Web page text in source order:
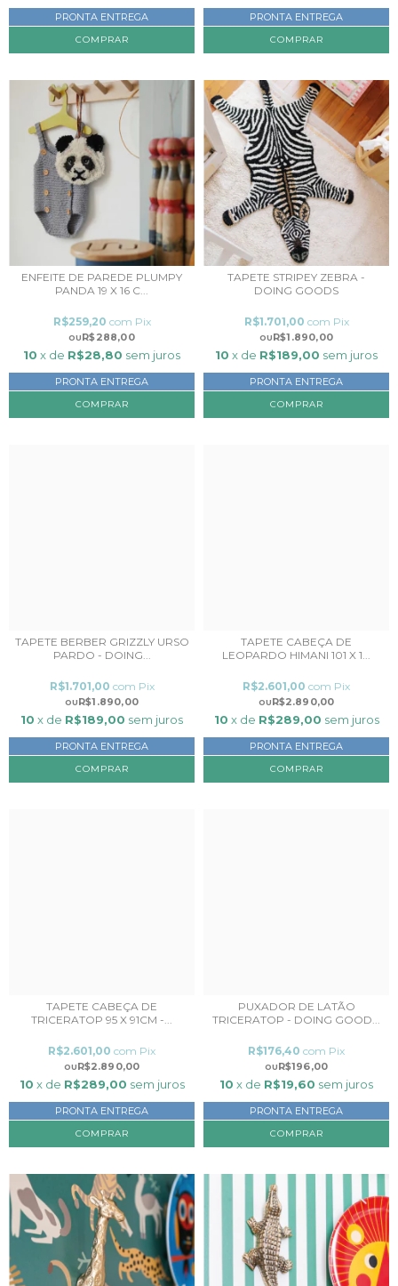
PRONTA ENTREGA PRONTA ENTREGA
ENFEITE DE PAREDE PLUMPY
PANDA 19 X 16 C...
R$288,00
R$259,20 com Pix
10 x de R$28,80 sem juros
PRONTA ENTREGA
TAPETE STRIPEY ZEBRA -
DOING GOODS
R$1.890,00
R$1.701,00 com Pix
10 x de R$189,00 sem juros
PRONTA ENTREGA
COMPRAR
TAPETE BERBER GRIZZLY URSO
PARDO - DOING...
R$1.890,00
R$1.701,00 com Pix
10 x de R$189,00 sem juros
PRONTA ENTREGA
COMPRAR
TAPETE CABEÇA DE
LEOPARDO HIMANI 101 X 1...
R$2.890,00
R$2.601,00 com Pix
10 x de R$289,00 sem juros
PRONTA ENTREGA
TAPETE CABEÇA DE
TRICERATOP 95 X 91CM -...
R$2.890,00
R$2.601,00 com Pix
10 x de R$289,00 sem juros
PRONTA ENTREGA
PUXADOR DE LATÃO
TRICERATOP - DOING GOOD...
R$196,00
R$176,40 com Pix
10 x de R$19,60 sem juros
PRONTA ENTREGA